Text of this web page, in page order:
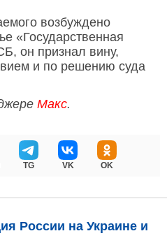
возбуждено
«Государственная
он признал вину,
и по решению суда
Макс.
TG VK OK
России на Украине и